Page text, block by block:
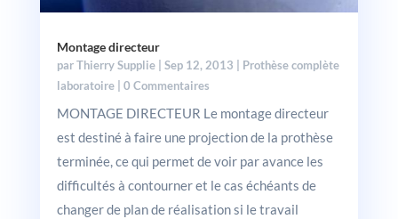
Montage directeur
parThierry Supplie| Sep 12, 2013
Prothèse complète
laboratoire| 0 Commentaires
MONTAGE DIRECTEUR Le montage directeur
est destiné à faire une projection de la prothèse
terminée, ce qui permet de voir par avance les
difficultés à contourner et le cas échéants de
changer de plan de réalisation si le travail